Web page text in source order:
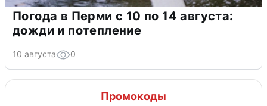
Погода в Перми с 10 по 14 августа:
дожди и потепление
10 августа 0
Промокоды